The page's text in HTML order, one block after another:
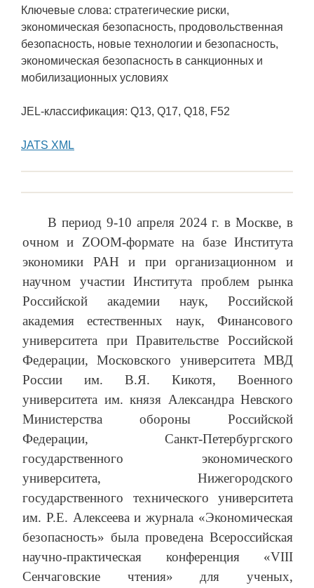
Ключевые слова: стратегические риски,
экономическая безопасность, продовольственная
безопасность, новые технологии и безопасность,
экономическая безопасность в санкционных и
мобилизационных условиях
JEL-классификация: Q13, Q17, Q18, F52
JATS XML
В период 9-10 апреля 2024 г. в Москве, в
очном и ZOOM-формате на базе Института
экономики РАН и при организационном и
научном участии Института проблем рынка
Российской академии наук, Российской
академия естественных наук, Финансового
университета при Правительстве Российской
Федерации, Московского университета МВД
России им. В.Я. Кикотя, Военного
университета им. князя Александра Невского
Министерства обороны Российской
Федерации, Санкт-Петербургского
государственного экономического
университета, Нижегородского
государственного технического университета
им. Р.Е. Алексеева и журнала «Экономическая
безопасность» была проведена Всероссийская
научно-практическая конференция «VIII
Сенчаговские чтения» для ученых,